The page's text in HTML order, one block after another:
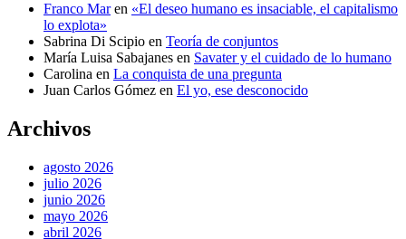
Franco Maren «El deseo humano es insaciable, el capitalismo
lo explota»
Sabrina Di Scipio en Teoría de conjuntos
María Luisa Sabajanes en Savater y el cuidado de lo humano
Carolina en La conquista de una pregunta
Juan Carlos Gómez en El yo, ese desconocido
Archivos
agosto 2026
julio 2026
junio 2026
mayo 2026
abril 2026